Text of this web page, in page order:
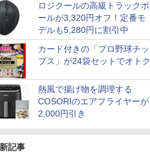
ロジクールの高級トラックボ
ールが3,320円オフ！定番モ
デルも5,280円に割引中
カード付きの「プロ野球チッ
プス」が24袋セットでオトク
熱風で揚げ物を調理する
COSORIのエアフライヤーが
2,000円引き
記事